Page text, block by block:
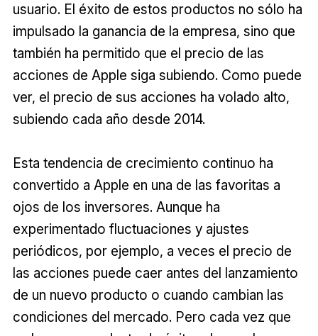
usuario. El éxito de estos productos no sólo ha
impulsado la ganancia de la empresa, sino que
también ha permitido que el precio de las
acciones de Apple siga subiendo. Como puede
ver, el precio de sus acciones ha volado alto,
subiendo cada año desde 2014.
Esta tendencia de crecimiento continuo ha
convertido a Apple en una de las favoritas a
ojos de los inversores. Aunque ha
experimentado fluctuaciones y ajustes
periódicos, por ejemplo, a veces el precio de
las acciones puede caer antes del lanzamiento
de un nuevo producto o cuando cambian las
condiciones del mercado. Pero cada vez que